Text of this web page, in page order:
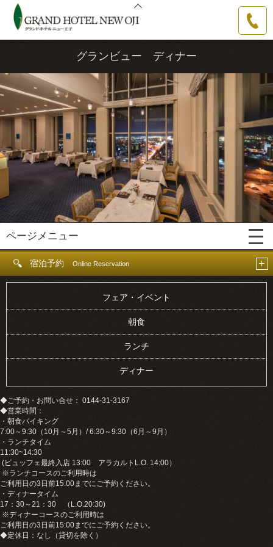
グランビュー ディナー
ページメニュー
宿泊予約Online Reservation
フェア・イベント
朝食
ランチ
ディナー
◆ご予約・お問い合せ： 0144-31-3167
◆営業時間：
・朝食バイキング
7:00～9:30（10月～5月）/ 6:30～9:30（6月～9月）
・ランチタイム
11:30~14:30
(ビュッフェ最終入店 13:00 アラカルトL.O. 14:00）
※ランチコースのご利用時は
ご利用日の3日前15:00までにご予約ください。
・ディナータイム
17：30～21：30 （L.O.20:30)
※ディナーコースのご利用時は
ご利用日の3日前15:00までにご予約ください。
◆定休日：なし（貸切を除く）